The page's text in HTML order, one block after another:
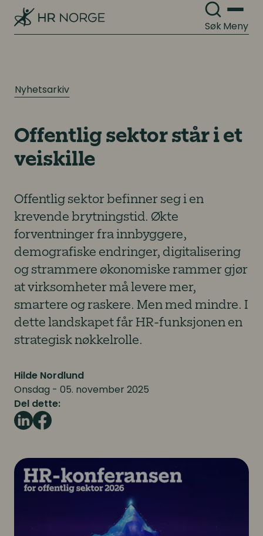
SøkMeny
Nyhetsarkiv
Offentlig sektor står i et
veiskille
Offentlig sektor befinner seg i en
krevende brytningstid. Økte
forventninger fra innbyggere,
demografiske endringer, digitalisering
og strammere økonomiske rammer gjør
at virksomheter må levere mer,
smartere og raskere. Men med mindre. I
dette landskapet får HR-funksjonen en
strategisk nøkkelrolle.
Hilde Nordlund
Onsdag - 05. november 2025
Del dette: